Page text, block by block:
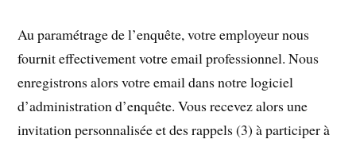
Au paramétrage de l’enquête, votre employeur nous
fournit effectivement votre email professionnel. Nous
enregistrons alors votre email dans notre logiciel
d’administration d’enquête. Vous recevez alors une
invitation personnalisée et des rappels (3) à participer à